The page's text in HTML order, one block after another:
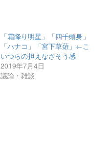
「霜降り明星」「四千頭身」
「ハナコ」「宮下草薙」←こ
いつらの担えなさそう感
2019年7月4日
議論・雑談